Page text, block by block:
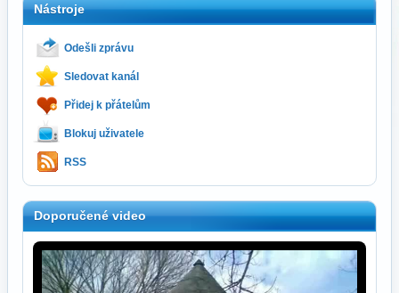
Nástroje
Odešli zprávu
Sledovat kanál
Přidej k přátelům
Blokuj uživatele
RSS
Doporučené video